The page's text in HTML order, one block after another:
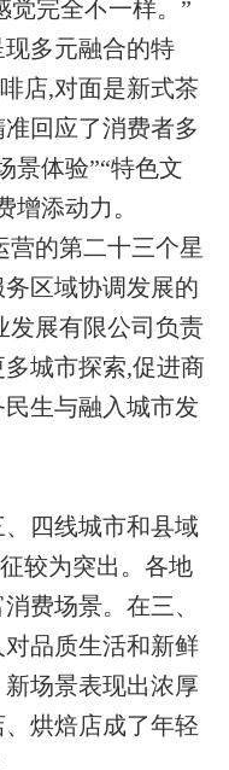
觉完全不一样。”
多元融合的特
店,对面是新式茶
回应了消费者多
景体验”“特色文
增添动力。
的第二十三个星
区域协调发展的
发展有限公司负责
城市探索,促进商
生与融入城市发
四线城市和县域
较为突出。各地
费场景。在三、
品质生活和新鲜
场景表现出浓厚
烘焙店成了年轻